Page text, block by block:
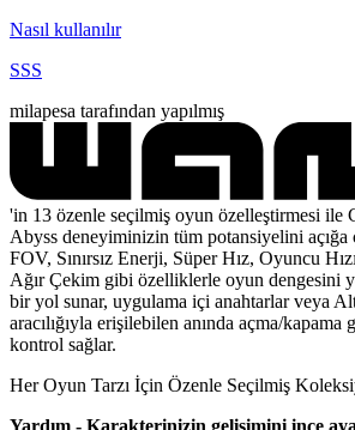
Nasıl kullanılır
SSS
milapesa tarafından yapılmış
'in 13 özenle seçilmiş oyun özelleştirmesi ile
Abyss deneyiminizin tüm potansiyelini açığa
FOV, Sınırsız Enerji, Süper Hız, Oyuncu
Ağır Çekim gibi özelliklerle oyun dengesini
bir yol sunar, uygulama içi anahtarlar veya
aracılığıyla erişilebilen anında açma/kapama
kontrol sağlar.
Her Oyun Tarzı İçin Özenle Seçilmiş
Yardım - Karakterinizin gelişimini ince